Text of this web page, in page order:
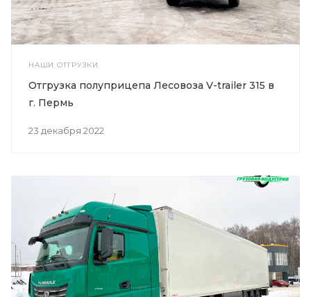
НАШИ ОТГРУЗКИ
23 декабря 2022
Отгрузка полуприцепа Лесовоза V-trailer 315 в
г. Пермь